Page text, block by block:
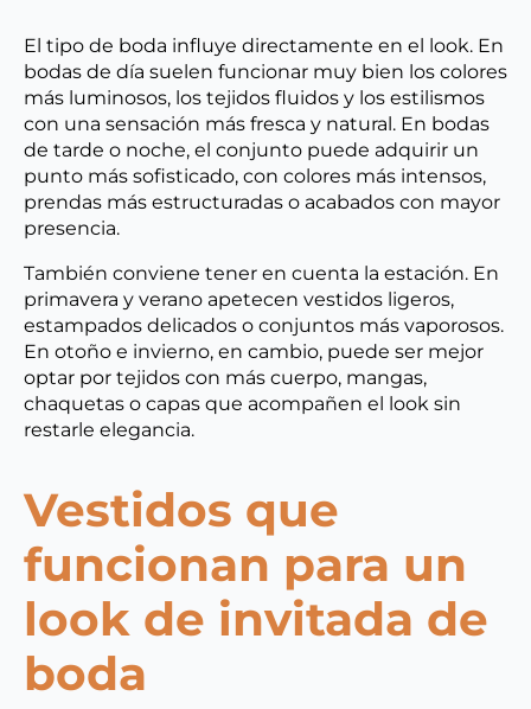
El tipo de boda influye directamente en el look. En
bodas de día suelen funcionar muy bien los colores
más luminosos, los tejidos fluidos y los estilismos
con una sensación más fresca y natural. En bodas
de tarde o noche, el conjunto puede adquirir un
punto más sofisticado, con colores más intensos,
prendas más estructuradas o acabados con mayor
presencia.
También conviene tener en cuenta la estación. En
primavera y verano apetecen vestidos ligeros,
estampados delicados o conjuntos más vaporosos.
En otoño e invierno, en cambio, puede ser mejor
optar por tejidos con más cuerpo, mangas,
chaquetas o capas que acompañen el look sin
restarle elegancia.
Vestidos que
funcionan para un
look de invitada de
boda